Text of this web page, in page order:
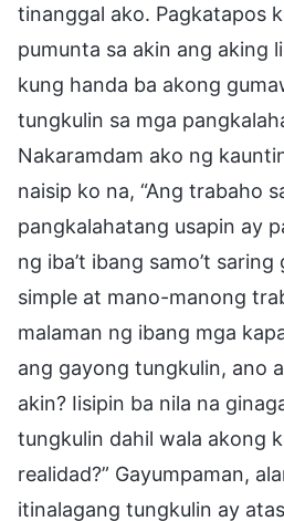
tinanggal ako. Pagkatapos
pumunta sa akin ang aking
kung handa ba akong
tungkulin sa mga
Nakaramdam ako ng
naisip ko na, “Ang trabaho
pangkalahatang usapin ay
ng iba’t ibang samo’t
simple at mano-manong
malaman ng ibang mga
ang gayong tungkulin, ano
akin? Iisipin ba nila na
tungkulin dahil wala akong
realidad?” Gayumpaman,
itinalagang tungkulin ay